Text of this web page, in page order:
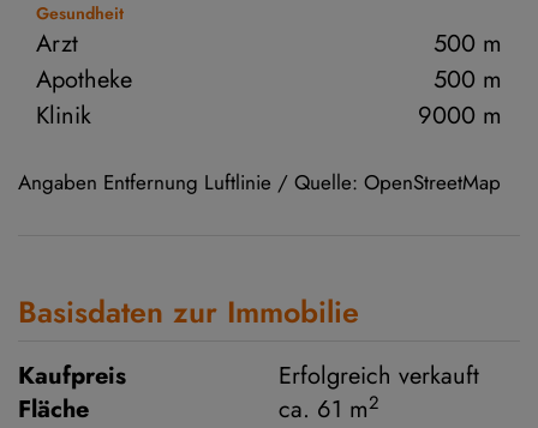
Gesundheit
Arzt
500 m
Apotheke
500 m
Klinik
9000 m
Angaben Entfernung Luftlinie / Quelle: OpenStreetMap
Basisdaten zur Immobilie
Kaufpreis
Erfolgreich verkauft
Fläche
ca. 61 m2